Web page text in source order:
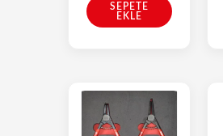
SEPETE
EKLE